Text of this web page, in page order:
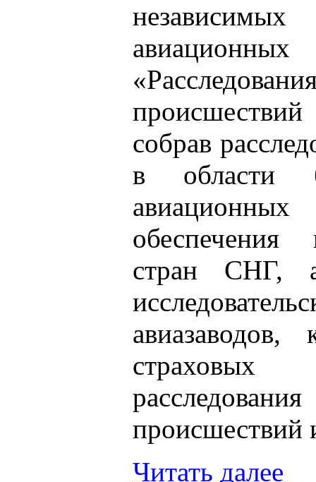
собрав
в области
авиационных
обеспечения
стран СНГ,
авиазаводов,
страховых
происшествий
Читать далее